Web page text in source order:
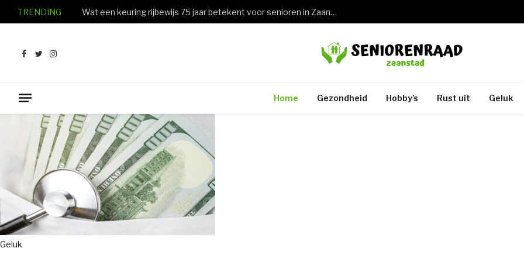
TRENDING Wat een keuring rijbewijs 75 jaar betekent voor senioren in Zaandam en de rest van Zaanstad
Facebook
TwitterInstagram
Home Gezondheid Hobby’s Rust uit Geluk
Geluk